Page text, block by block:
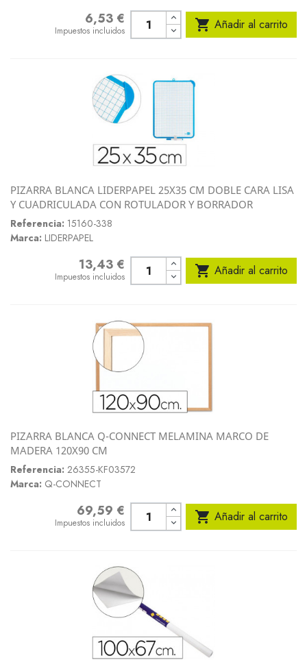
6,53 €
Impuestos incluidos  Añadir al carrito
PIZARRA BLANCA LIDERPAPEL 25X35 CM DOBLE CARA LISA
Y CUADRICULADA CON ROTULADOR Y BORRADOR
Referencia: 15160-338
Marca: LIDERPAPEL
Precio13,43 €
Impuestos incluidos  Añadir al carrito
PIZARRA BLANCA Q-CONNECT MELAMINA MARCO DE
MADERA 120X90 CM
Referencia: 26355-KF03572
Marca: Q-CONNECT
Precio69,59 €
Impuestos incluidos  Añadir al carrito